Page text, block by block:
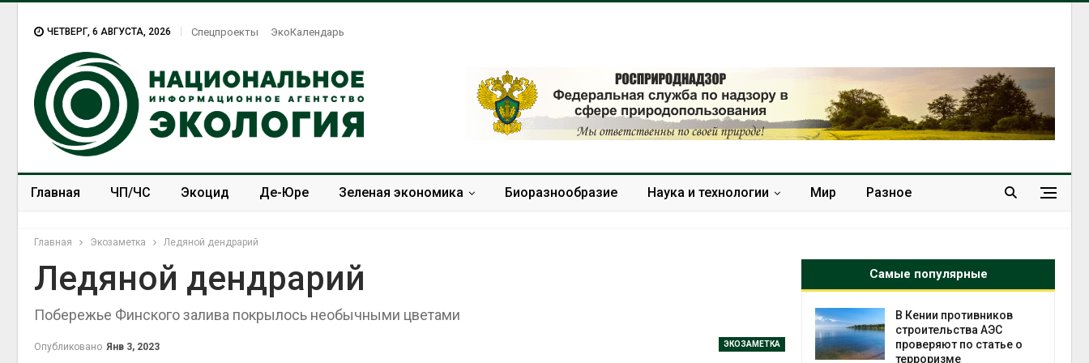
ЧЕТВЕРГ, 6 АВГУСТА, 2026 Спецпроекты ЭкоКалендарь
Главная ЧП/ЧС Экоцид Де-Юре Зеленая экономика Биоразнообразие Наука и технологии Мир Разное
Главная Экозаметка Ледяной дендрарий
Ледяной дендрарий
Побережье Финского залива покрылось необычными цветами
ЭКОЗАМЕТКА
Опубликовано Янв 3, 2023
Самые популярные
Суд взыскал с
промышленные выбросы
В Кении противников
строительства АЭС
проверяют по статье о
терроризме